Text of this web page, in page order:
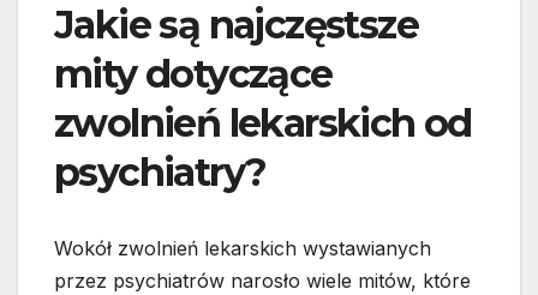
Jakie są najczęstsze
mity dotyczące
zwolnień lekarskich od
psychiatry?
Wokół zwolnień lekarskich wystawianych
przez psychiatrów narosło wiele mitów, które